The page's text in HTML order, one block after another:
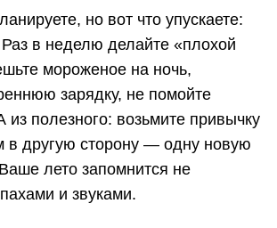
но вот что упускаете:
Раз в неделю делайте «плохой
мороженое на ночь,
зарядку, не помойте
из полезного: возьмите привычку
в другую сторону — одну новую
лето запомнится не
и звуками.